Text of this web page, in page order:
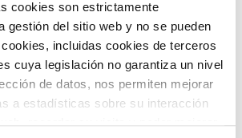
cookies son estrictamente
gestión del sitio web y no se pueden
incluidas cookies de terceros
cuya legislación no garantiza un nivel
de datos, nos permiten mejorar
a estadísticas sobre su interacción